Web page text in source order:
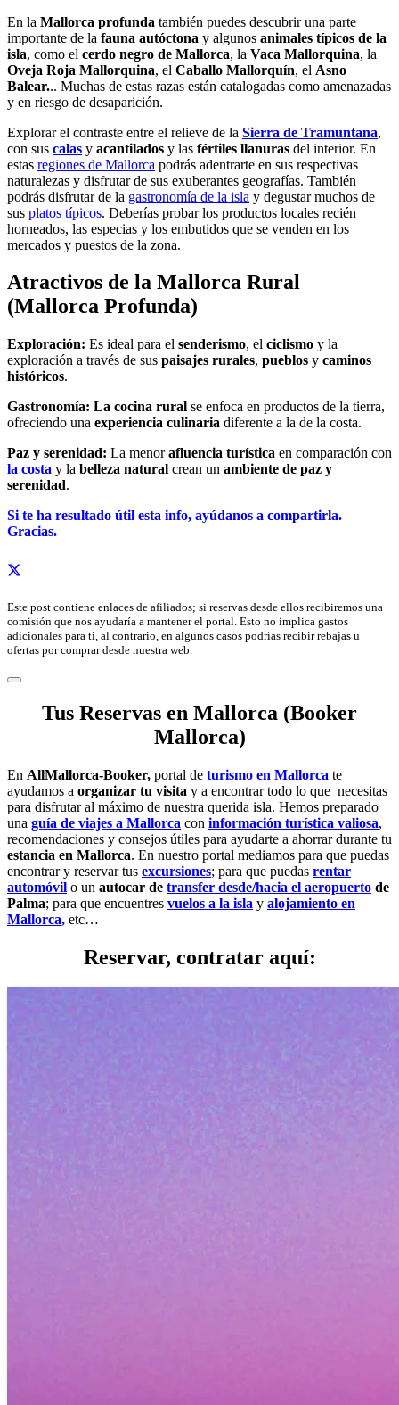
En la Mallorca profunda también puedes descubrir una parte
importante de la fauna autóctona y algunos animales típicos de la
isla, como el cerdo negro de Mallorca, la Vaca Mallorquina, la
Oveja Roja Mallorquina, el Caballo Mallorquín, el Asno
Balear... Muchas de estas razas están catalogadas como amenazadas
y en riesgo de desaparición.
Explorar el contraste entre el relieve de la Sierra de Tramuntana,
con sus calas y acantilados y las fértiles llanuras del interior. En
estas regiones de Mallorca podrás adentrarte en sus respectivas
naturalezas y disfrutar de sus exuberantes geografías. También
podrás disfrutar de la gastronomía de la isla y degustar muchos de
sus platos típicos. Deberías probar los productos locales recién
horneados, las especias y los embutidos que se venden en los
mercados y puestos de la zona.
Atractivos de la Mallorca Rural
(Mallorca Profunda)
Exploración: Es ideal para el senderismo, el ciclismo y la
exploración a través de sus paisajes rurales, pueblos y caminos
históricos.
Gastronomía: La cocina rural se enfoca en productos de la tierra,
ofreciendo una experiencia culinaria diferente a la de la costa.
Paz y serenidad: La menorafluencia turística en comparación con
la costa y la belleza natural crean un ambiente de paz y
serenidad.
Si te ha resultado útil esta info, ayúdanos a compartirla.
Gracias.
Este post contiene enlaces de afiliados; si reservas desde ellos recibiremos una
comisión que nos ayudaría a mantener el portal. Esto no implica gastos
adicionales para ti, al contrario, en algunos casos podrías recibir rebajas u
ofertas por comprar desde nuestra web.
Tus Reservas en Mallorca (Booker
Mallorca)
En AllMallorca-Booker, portal de turismo en Mallorca te
ayudamos a organizar tu visita y a encontrar todo lo que necesitas
para disfrutar al máximo de nuestra querida isla. Hemos preparado
una guía de viajes a Mallorca con información turística valiosa,
recomendaciones y consejos útiles para ayudarte a ahorrar durante tu
estancia en Mallorca. En nuestro portal mediamos para que puedas
encontrar y reservar tus excursiones; para que puedas rentar
automóvil o un autocar de transfer desde/hacia el aeropuerto de
Palma; para que encuentres vuelos a la isla y alojamiento en
Mallorca, etc…
Reservar, contratar aquí: